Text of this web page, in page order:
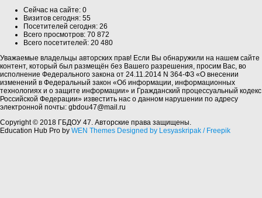
Сейчас на сайте: 0
Визитов сегодня: 55
Посетителей сегодня: 26
Всего просмотров: 70 872
Всего посетителей: 20 480
Уважаемые владельцы авторских прав! Если Вы обнаружили на нашем сайте
контент, который был размещён без Вашего разрешения, просим Вас, во
исполнение Федерального закона от 24.11.2014 N 364-ФЗ «О внесении
изменений в Федеральный закон «Об информации, информационных
технологиях и о защите информации» и Гражданский процессуальный кодекс
Российской Федерации» известить нас о данном нарушении по адресу
электронной почты: gbdou47@mail.ru
Copyright © 2018 ГБДОУ 47. Авторские права защищены.
Education Hub Pro by WEN Themes Designed by Lesyaskripak / Freepik